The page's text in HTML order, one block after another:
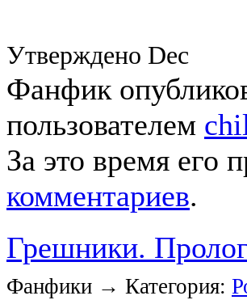
Утверждено Dec
Фанфик
пользователем
За это время его
комментариев.
Грешники.
Фанфики → Категория: